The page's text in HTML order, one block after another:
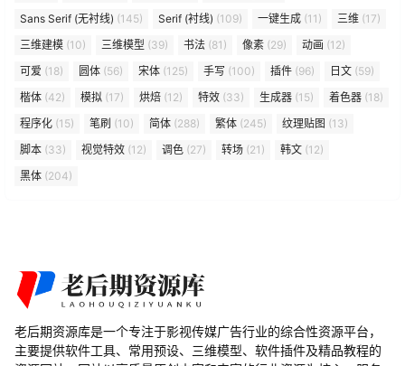
Sans Serif (无衬线) (145) Serif (衬线) (109) 一键生成 (11) 三维 (17)
三维建模 (10) 三维模型 (39) 书法 (81) 像素 (29) 动画 (12)
可爱 (18) 圆体 (56) 宋体 (125) 手写 (100) 插件 (96) 日文 (59)
楷体 (42) 模拟 (17) 烘焙 (12) 特效 (33) 生成器 (15) 着色器 (18)
程序化 (15) 笔刷 (10) 简体 (288) 繁体 (245) 纹理贴图 (13)
脚本 (33) 视觉特效 (12) 调色 (27) 转场 (21) 韩文 (12)
黑体 (204)
老后期资源库是一个专注于影视传媒广告行业的综合性资源平台，
主要提供软件工具、常用预设、三维模型、软件插件及精品教程的